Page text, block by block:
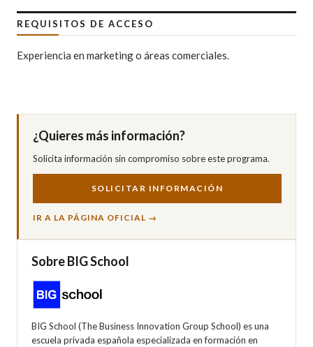
REQUISITOS DE ACCESO
Experiencia en marketing o áreas comerciales.
¿Quieres más información?
Solicita información sin compromiso sobre este programa.
SOLICITAR INFORMACIÓN
IR A LA PÁGINA OFICIAL →
Sobre BIG School
BIG School (The Business Innovation Group School) es una
escuela privada española especializada en formación en